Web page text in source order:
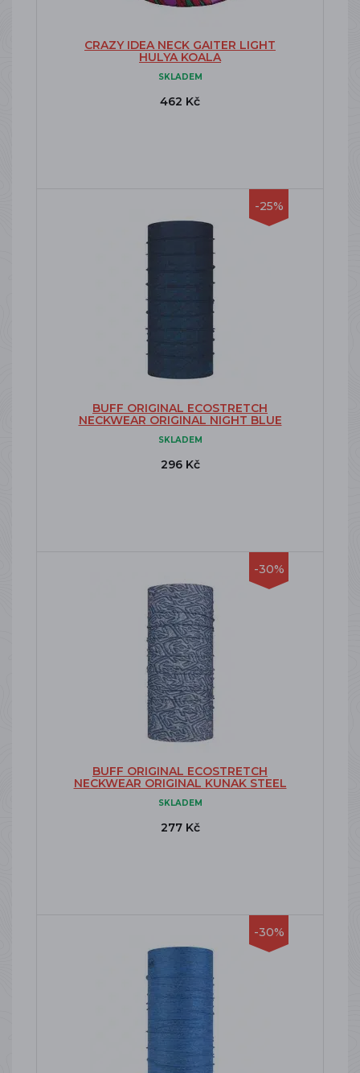
CRAZY IDEA NECK GAITER LIGHT
HULYA KOALA
SKLADEM
462 Kč
-25%
BUFF ORIGINAL ECOSTRETCH
NECKWEAR ORIGINAL NIGHT BLUE
SKLADEM
296 Kč
-30%
BUFF ORIGINAL ECOSTRETCH
NECKWEAR ORIGINAL KUNAK STEEL
SKLADEM
277 Kč
-30%